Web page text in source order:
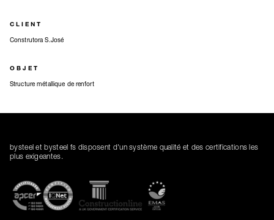
CLIENT
Construtora S.José
OBJET
Structure métallique de renfort
bysteel et bysteel fs disposent d'un système qualité et des certifications les
plus exigeantes.